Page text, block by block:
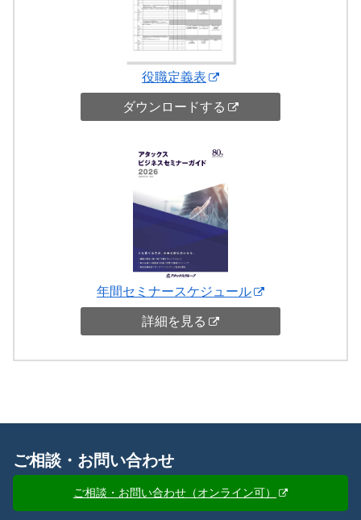
役職定義表
ダウンロードする
年間セミナースケジュール
詳細を見る
ご相談・お問い合わせ
ご相談・お問い合わせ（オンライン可）